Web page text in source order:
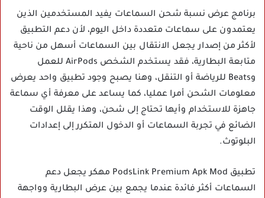
برنامج عرض نسبة شحن السماعات يفيد المستخدمين الذين
يعتمدون على سماعات متعددة داخل اليوم، لأن دعم التطبيق
لأكثر من إصدار يجعل الانتقال بين السماعات أسهل من ناحية
متابعة البطارية، فقد يستخدم الشخص AirPods للعمل
وBeats للرياضة أو التنقل، وهنا يصبح وجود تطبيق واحد يعرض
معلومات الشحن أمرا عمليا، كما يساعد على معرفة أي سماعة
جاهزة للاستخدام وأيها تحتاج إلى شحن، وهذا يقلل الوقت
الضائع في تجربة السماعات أو الدخول المتكرر إلى إعدادات
البلوتوث.
تطبيق PodsLink Premium Apk Mod مهكر يجعل دعم
السماعات أكثر فائدة عندما يجمع بين عرض البطارية وواجهة